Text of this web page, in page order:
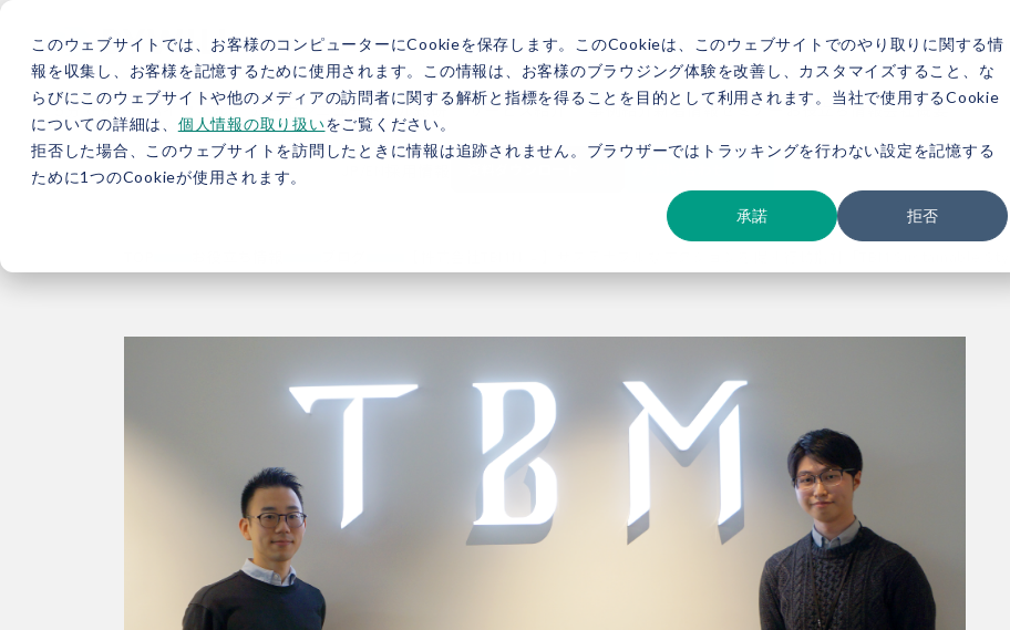
このウェブサイトでは、お客様のコンピューターにCookieを保存します。このCookieは、このウェブサイトでのやり取りに関する情
報を収集し、お客様を記憶するために使用されます。この情報は、お客様のブラウジング体験を改善し、カスタマイズすること、な
らびにこのウェブサイトや他のメディアの訪問者に関する解析と指標を得ることを目的として利用されます。当社で使用するCookie
についての詳細は、 個人情報の取り扱いをご覧ください。
拒否した場合、このウェブサイトを訪問したときに情報は追跡されません。ブラウザーではトラッキングを行わない設定を記憶する
ために1つのCookieが使用されます。
承諾 拒否
JP
5分で分かるバイウィル カーボンニュートラル総研 サービス紹介 事例紹介新着情報セミナーお役立ち情報会社概要